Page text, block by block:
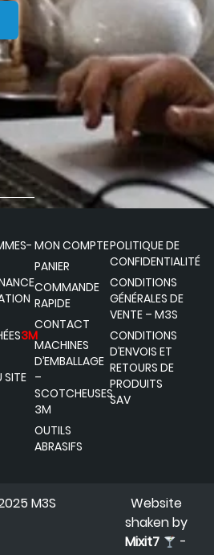
3M
SITE
MON COMPTE
PANIER
COMMANDE
RAPIDE
CONTACT
MACHINES
D’EMBALLAGE
–
SCOTCHEUSES
3M
OUTILS
ABRASIFS
POLITIQUE DE
CONFIDENTIALITÉ
CONDITIONS
GÉNÉRALES DE
VENTE – M3S
CONDITIONS
D’ENVOIS ET
RETOURS DE
PRODUITS
SAV
M3S
Website
shaken by
Mixit7
-